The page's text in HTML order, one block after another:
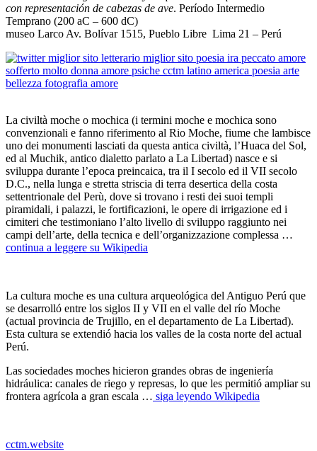
con representación de cabezas de ave. Período Intermedio
Temprano (200 aC – 600 dC)
museo Larco Av. Bolívar 1515, Pueblo Libre Lima 21 – Perú
La civiltà moche o mochica (i termini moche e mochica sono
convenzionali e fanno riferimento al Rio Moche, fiume che lambisce
uno dei monumenti lasciati da questa antica civiltà, l’Huaca del Sol,
ed al Muchik, antico dialetto parlato a La Libertad) nasce e si
sviluppa durante l’epoca preincaica, tra il I secolo ed il VII secolo
D.C., nella lunga e stretta striscia di terra desertica della costa
settentrionale del Perù, dove si trovano i resti dei suoi templi
piramidali, i palazzi, le fortificazioni, le opere di irrigazione ed i
cimiteri che testimoniano l’alto livello di sviluppo raggiunto nei
campi dell’arte, della tecnica e dell’organizzazione complessa …
continua a leggere su Wikipedia
La cultura moche es una cultura arqueológica del Antiguo Perú que
se desarrolló entre los siglos II y VII en el valle del río Moche
(actual provincia de Trujillo, en el departamento de La Libertad).
Esta cultura se extendió hacia los valles de la costa norte del actual
Perú.
Las sociedades moches hicieron grandes obras de ingeniería
hidráulica: canales de riego y represas, lo que les permitió ampliar su
frontera agrícola a gran escala … siga leyendo Wikipedia
cctm.website